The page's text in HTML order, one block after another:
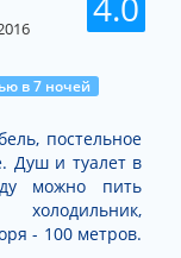
в 7 ночей
постельное
Душ и туалет в
можно пить
- 100 метров.